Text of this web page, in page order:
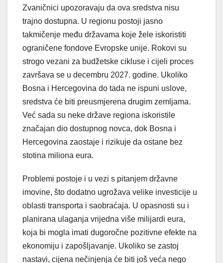
Zvaničnici upozoravaju da ova sredstva nisu
trajno dostupna. U regionu postoji jasno
takmičenje među državama koje žele iskoristiti
ograničene fondove Evropske unije. Rokovi su
strogo vezani za budžetske cikluse i cijeli proces
završava se u decembru 2027. godine. Ukoliko
Bosna i Hercegovina do tada ne ispuni uslove,
sredstva će biti preusmjerena drugim zemljama.
Već sada su neke države regiona iskoristile
značajan dio dostupnog novca, dok Bosna i
Hercegovina zaostaje i rizikuje da ostane bez
stotina miliona eura.
Problemi postoje i u vezi s pitanjem državne
imovine, što dodatno ugrožava velike investicije u
oblasti transporta i saobraćaja. U opasnosti su i
planirana ulaganja vrijedna više milijardi eura,
koja bi mogla imati dugoročne pozitivne efekte na
ekonomiju i zapošljavanje. Ukoliko se zastoj
nastavi, cijena nečinjenja će biti još veća nego